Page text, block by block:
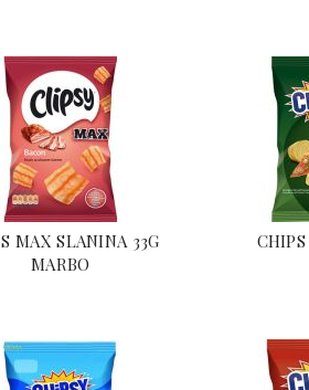
MAX SLANINA 33G
MARBO